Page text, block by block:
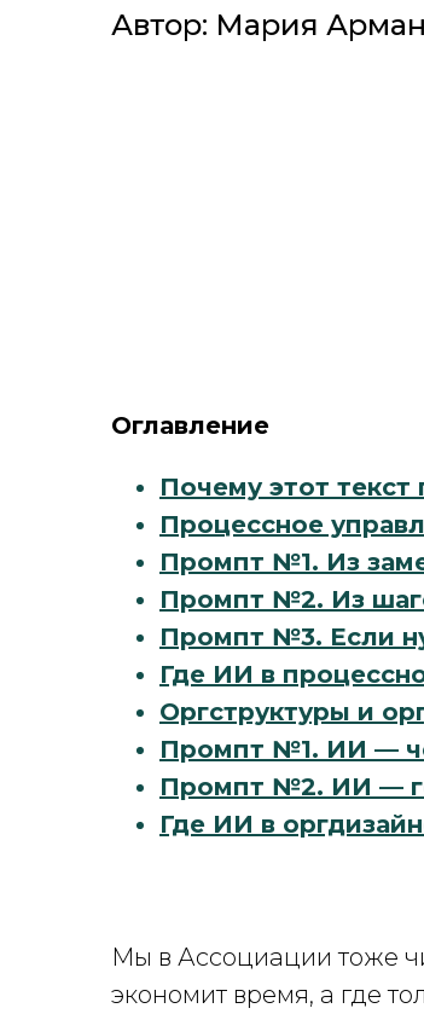
Автор: Мария
Оглавление
Почему этот текст
Процессное
Промпт №1. Из
Промпт №2. Из
Промпт №3. Если
Где ИИ в
Оргструктуры и
Промпт №1. ИИ —
Промпт №2. ИИ —
Где ИИ в
Мы в Ассоциации тоже
экономит время, а где